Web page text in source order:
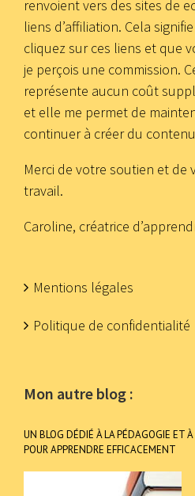
renvoient vers des sites de
liens d’affiliation. Cela
cliquez sur ces liens et que
je perçois une commission.
représente aucun coût
et elle me permet de
continuer à créer du
Merci de votre soutien et de
travail.
Caroline, créatrice
Mentions légales
Politique de confidentialité
Mon autre blog :
UN BLOG DÉDIÉ À LA PÉDAGOGIE ET À
POUR APPRENDRE EFFICACEMENT